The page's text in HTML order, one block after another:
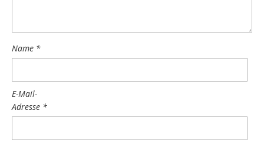
Name *
E-Mail-
Adresse *